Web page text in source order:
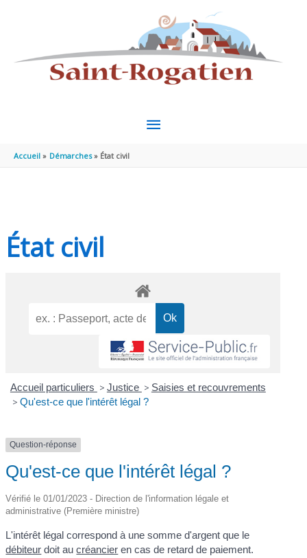
MENU
Accueil Démarches État civil
État civil
Accueil particuliers > Justice > Saisies et recouvrements
> Qu'est-ce que l'intérêt légal ?
Question-réponse
Qu'est-ce que l'intérêt légal ?
Vérifié le 01/01/2023 - Direction de l'information légale et
administrative (Première ministre)
L'intérêt légal correspond à une somme d'argent que le
débiteur doit aucréancier en cas de retard de paiement.